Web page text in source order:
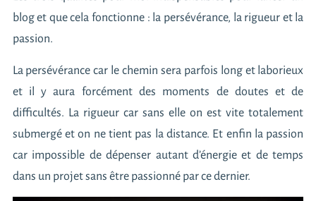
blog et que cela fonctionne : la persévérance, la rigueur et la
passion.
La persévérance car le chemin sera parfois long et laborieux
et il y aura forcément des moments de doutes et de
difficultés. La rigueur car sans elle on est vite totalement
submergé et on ne tient pas la distance. Et enfin la passion
car impossible de dépenser autant d’énergie et de temps
dans un projet sans être passionné par ce dernier.